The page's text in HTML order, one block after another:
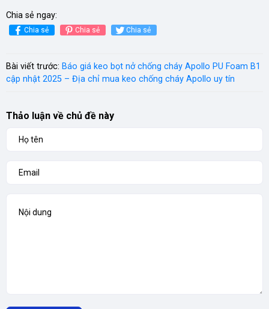
Chia sẻ ngay:
Chia sẻ Chia sẻ Chia sẻ
Bài viết trước: Báo giá keo bọt nở chống cháy Apollo PU Foam B1
cập nhật 2025 – Địa chỉ mua keo chống cháy Apollo uy tín
Thảo luận về chủ đề này